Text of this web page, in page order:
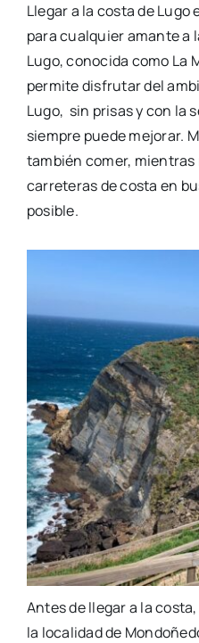
Llegar a la costa de Lugo
para cualquier amante a
Lugo, conocida como La
permite disfrutar del
Lugo, sin prisas y con la
siempre puede mejorar.
también comer,
carreteras de costa en
posible.
Antes de llegar a la
la localidad de